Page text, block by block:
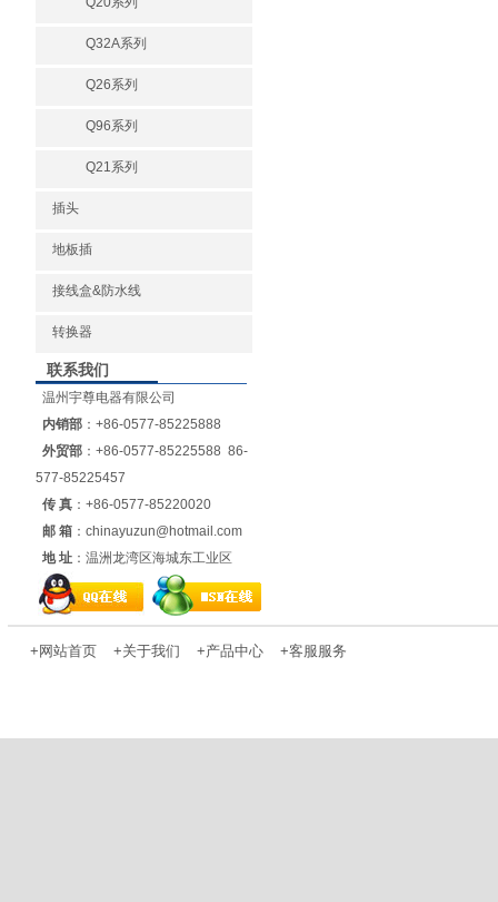
Q32A系列
Q26系列
Q96系列
Q21系列
插头
地板插
接线盒&防水线
转换器
联系我们
温州宇尊电器有限公司
内销部 ：+86-0577-85225888
外贸部 ：+86-0577-85225588 86-
577-85225457
传 真 ：+86-0577-85220020
邮 箱 ：chinayuzun@hotmail.com
地 址 ：温洲龙湾区海城东工业区
+ 网站首页 +关于我们 +产品中心 +客服服务